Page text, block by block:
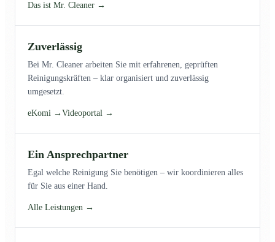
Das ist Mr. Cleaner →
Zuverlässig
Bei Mr. Cleaner arbeiten Sie mit erfahrenen, geprüften
Reinigungskräften – klar organisiert und zuverlässig
umgesetzt.
eKomi → Videoportal →
Ein Ansprechpartner
Egal welche Reinigung Sie benötigen – wir koordinieren alles
für Sie aus einer Hand.
Alle Leistungen →